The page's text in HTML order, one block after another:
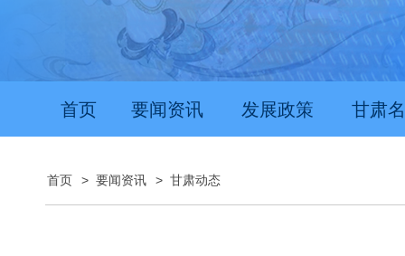
首页 要闻资讯 发展政策 甘肃
首页 > 要闻资讯 > 甘肃动态